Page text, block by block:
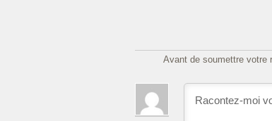
Avant de soumettre votre